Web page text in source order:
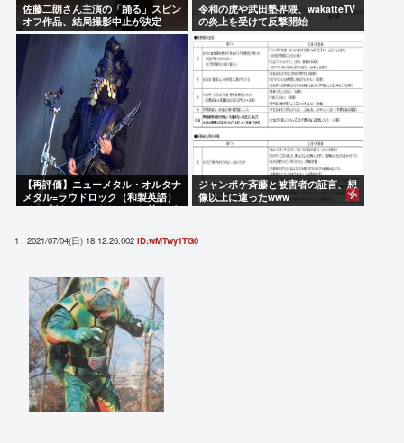
佐藤二朗さん主演の「踊る」スピン
オフ作品、結局撮影中止が決定
www
令和の虎や武田塾界隈、wakatteTV
の炎上を受けて反撃開始
【再評価】ニューメタル・オルタナ
メタル=ラウドロック（和製英語）
がZに刺さってるらしい。お前らが
ジャンポケ斉藤と被害者の証言、想
像以上に違ったwww
1 : 2021/07/04(日) 18:12:26.002 ID:wMTwy1TG0